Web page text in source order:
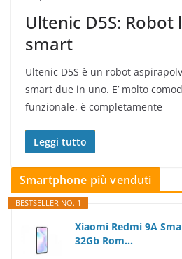
Ultenic D5S: Robot
smart
Ultenic D5S è un robot
smart due in uno. E’ molto
funzionale, è completamente
Leggi tutto
Smartphone più venduti
BESTSELLER NO. 1
Xiaomi Redmi 9A
32Gb Rom...